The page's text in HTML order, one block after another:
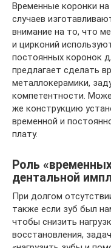
Временные коронки
случаев
внимание на то, что
и цирконий
постоянных коронок
предлагает сделать
металлокерамики,
компетентности.
же конструкцию
временной и
плату.
Роль
дентальной
При долгом
также если зуб был
чтобы снизить
восстановления,